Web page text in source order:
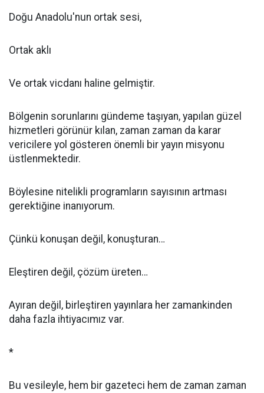
Doğu Anadolu'nun ortak sesi,
Ortak aklı
Ve ortak vicdanı haline gelmiştir.
Bölgenin sorunlarını gündeme taşıyan, yapılan güzel
hizmetleri görünür kılan, zaman zaman da karar
vericilere yol gösteren önemli bir yayın misyonu
üstlenmektedir.
Böylesine nitelikli programların sayısının artması
gerektiğine inanıyorum.
Çünkü konuşan değil, konuşturan…
Eleştiren değil, çözüm üreten…
Ayıran değil, birleştiren yayınlara her zamankinden
daha fazla ihtiyacımız var.
*
Bu vesileyle, hem bir gazeteci hem de zaman zaman